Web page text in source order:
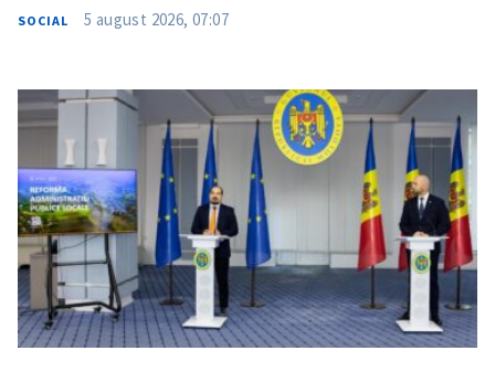
SOCIAL 5 august 2026, 07:07